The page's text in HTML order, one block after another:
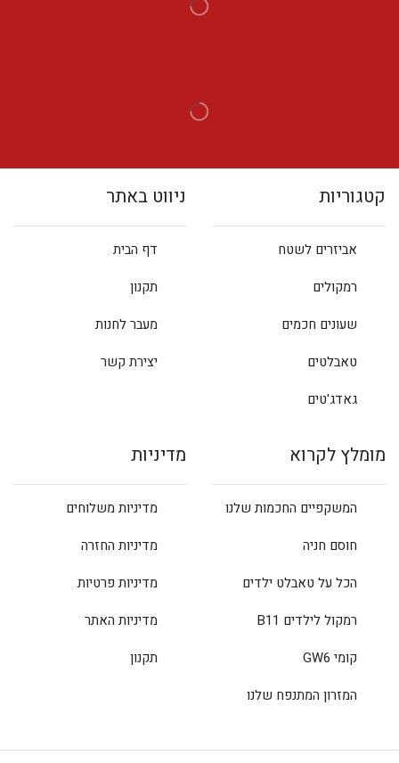
קטגוריות
אביזרים לשטח
רמקולים
שעונים חכמים
טאבלטים
גאדג'טים
ניווט באתר
דף הבית
תקנון
מעבר לחנות
יצירת קשר
מומלץ לקרוא
המשקפיים החכמות שלנו
חוסם חניה
הכל על טאבלט ילדים
רמקול לילדים B11
קומי GW6
המזרון המתנפח שלנו
מדיניות
מדיניות משלוחים
מדיניות החזרה
מדיניות פרטיות
מדיניות האתר
תקנון